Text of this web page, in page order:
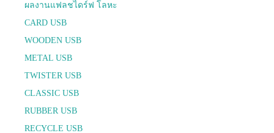
ผลงานแฟลชไดร์ฟ โลหะ
CARD USB
WOODEN USB
METAL USB
TWISTER USB
CLASSIC USB
RUBBER USB
RECYCLE USB